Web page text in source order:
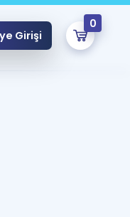
Girişi
0